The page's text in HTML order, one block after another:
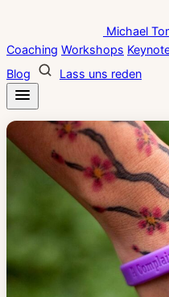
springen
Michael
Coaching Workshops
Blog
Lass uns reden